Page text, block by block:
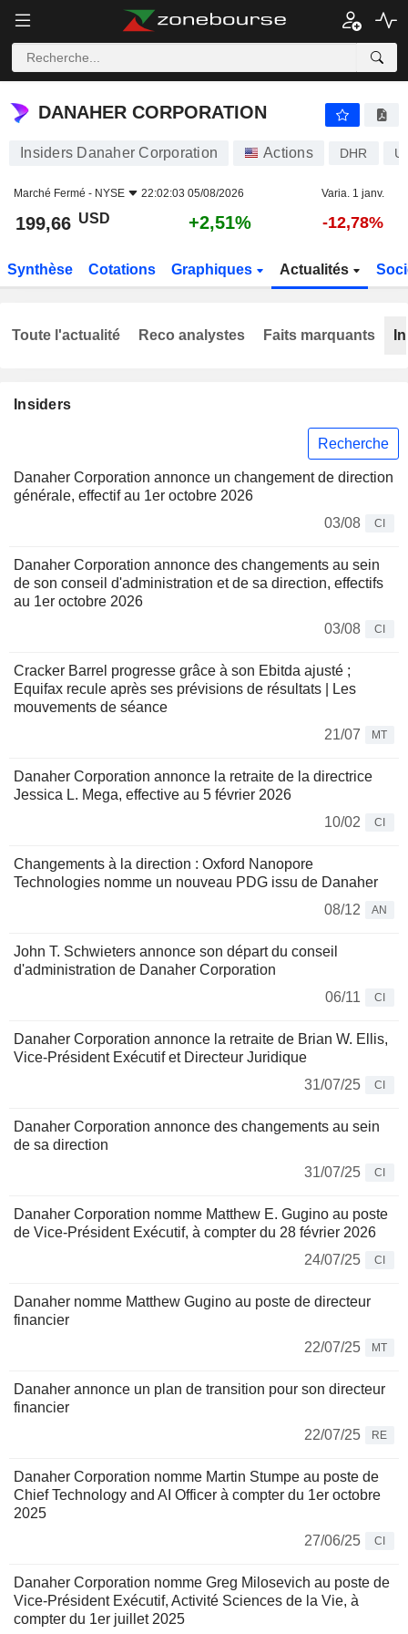
DANAHER CORPORATION
DANAHER CORPORATION
Insiders Danaher Corporation Actions DHR
Marché Fermé - NYSE 22:02:03 05/08/2026 Varia. 1 janv.
199,66 USD +2,51% -12,78%
Synthèse Cotations Graphiques Actualités
Insiders
Recherche
Danaher Corporation annonce un changement de direction
générale, effectif au 1er octobre 2026
03/08
CI
Danaher Corporation annonce des changements au sein
de son conseil d'administration et de sa direction, effectifs
au 1er octobre 2026
03/08
CI
Cracker Barrel progresse grâce à son Ebitda ajusté ;
Equifax recule après ses prévisions de résultats | Les
mouvements de séance
21/07
MT
Danaher Corporation annonce la retraite de la directrice
Jessica L. Mega, effective au 5 février 2026
10/02
CI
Changements à la direction : Oxford Nanopore
Technologies nomme un nouveau PDG issu de Danaher
08/12
AN
John T. Schwieters annonce son départ du conseil
d'administration de Danaher Corporation
06/11
CI
Danaher Corporation annonce la retraite de Brian W. Ellis,
Vice-Président Exécutif et Directeur Juridique
31/07/25
CI
Danaher Corporation annonce des changements au sein
de sa direction
31/07/25
CI
Danaher Corporation nomme Matthew E. Gugino au poste
de Vice-Président Exécutif, à compter du 28 février 2026
24/07/25
CI
Danaher nomme Matthew Gugino au poste de directeur
financier
22/07/25
MT
Danaher annonce un plan de transition pour son directeur
financier
22/07/25
RE
Danaher Corporation nomme Martin Stumpe au poste de
Chief Technology and AI Officer à compter du 1er octobre
2025
27/06/25
CI
Danaher Corporation nomme Greg Milosevich au poste de
Vice-Président Exécutif, Activité Sciences de la Vie, à
compter du 1er juillet 2025
Toute l'actualité Reco analystes Faits marquants